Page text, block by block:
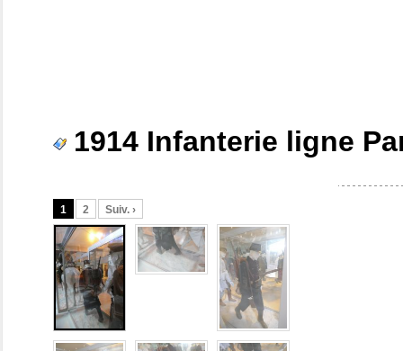
1914 Infanterie ligne
1 2 Suiv. ›